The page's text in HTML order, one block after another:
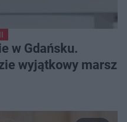
w Gdańsku.
wyjątkowy marsz